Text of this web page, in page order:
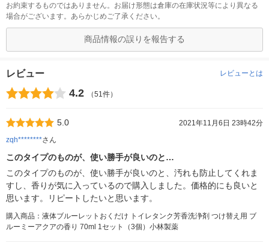
お約束するものではありません。お届け形態は倉庫の在庫状況等により異なる
場合がございます。あらかじめご了承ください。
商品情報の誤りを報告する
レビュー レビューとは
4.2 （51件）
5.0
2021年11月6日 23時42分
zqh********さん
このタイプのものが、使い勝手が良いのと…
このタイプのものが、使い勝手が良いのと、汚れも防止してくれま
すし、香りが気に入っているので購入しました。価格的にも良いと
思います。リピートしたいと思います。
購入商品：液体ブルーレットおくだけ トイレタンク芳香洗浄剤 つけ替え用 ブ
ルーミーアクアの香り 70ml 1セット（3個）小林製薬